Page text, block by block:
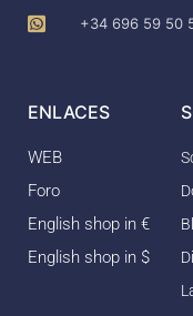
+34 696 59 50
ENLACES
WEB
Foro
English shop in €
English shop in $